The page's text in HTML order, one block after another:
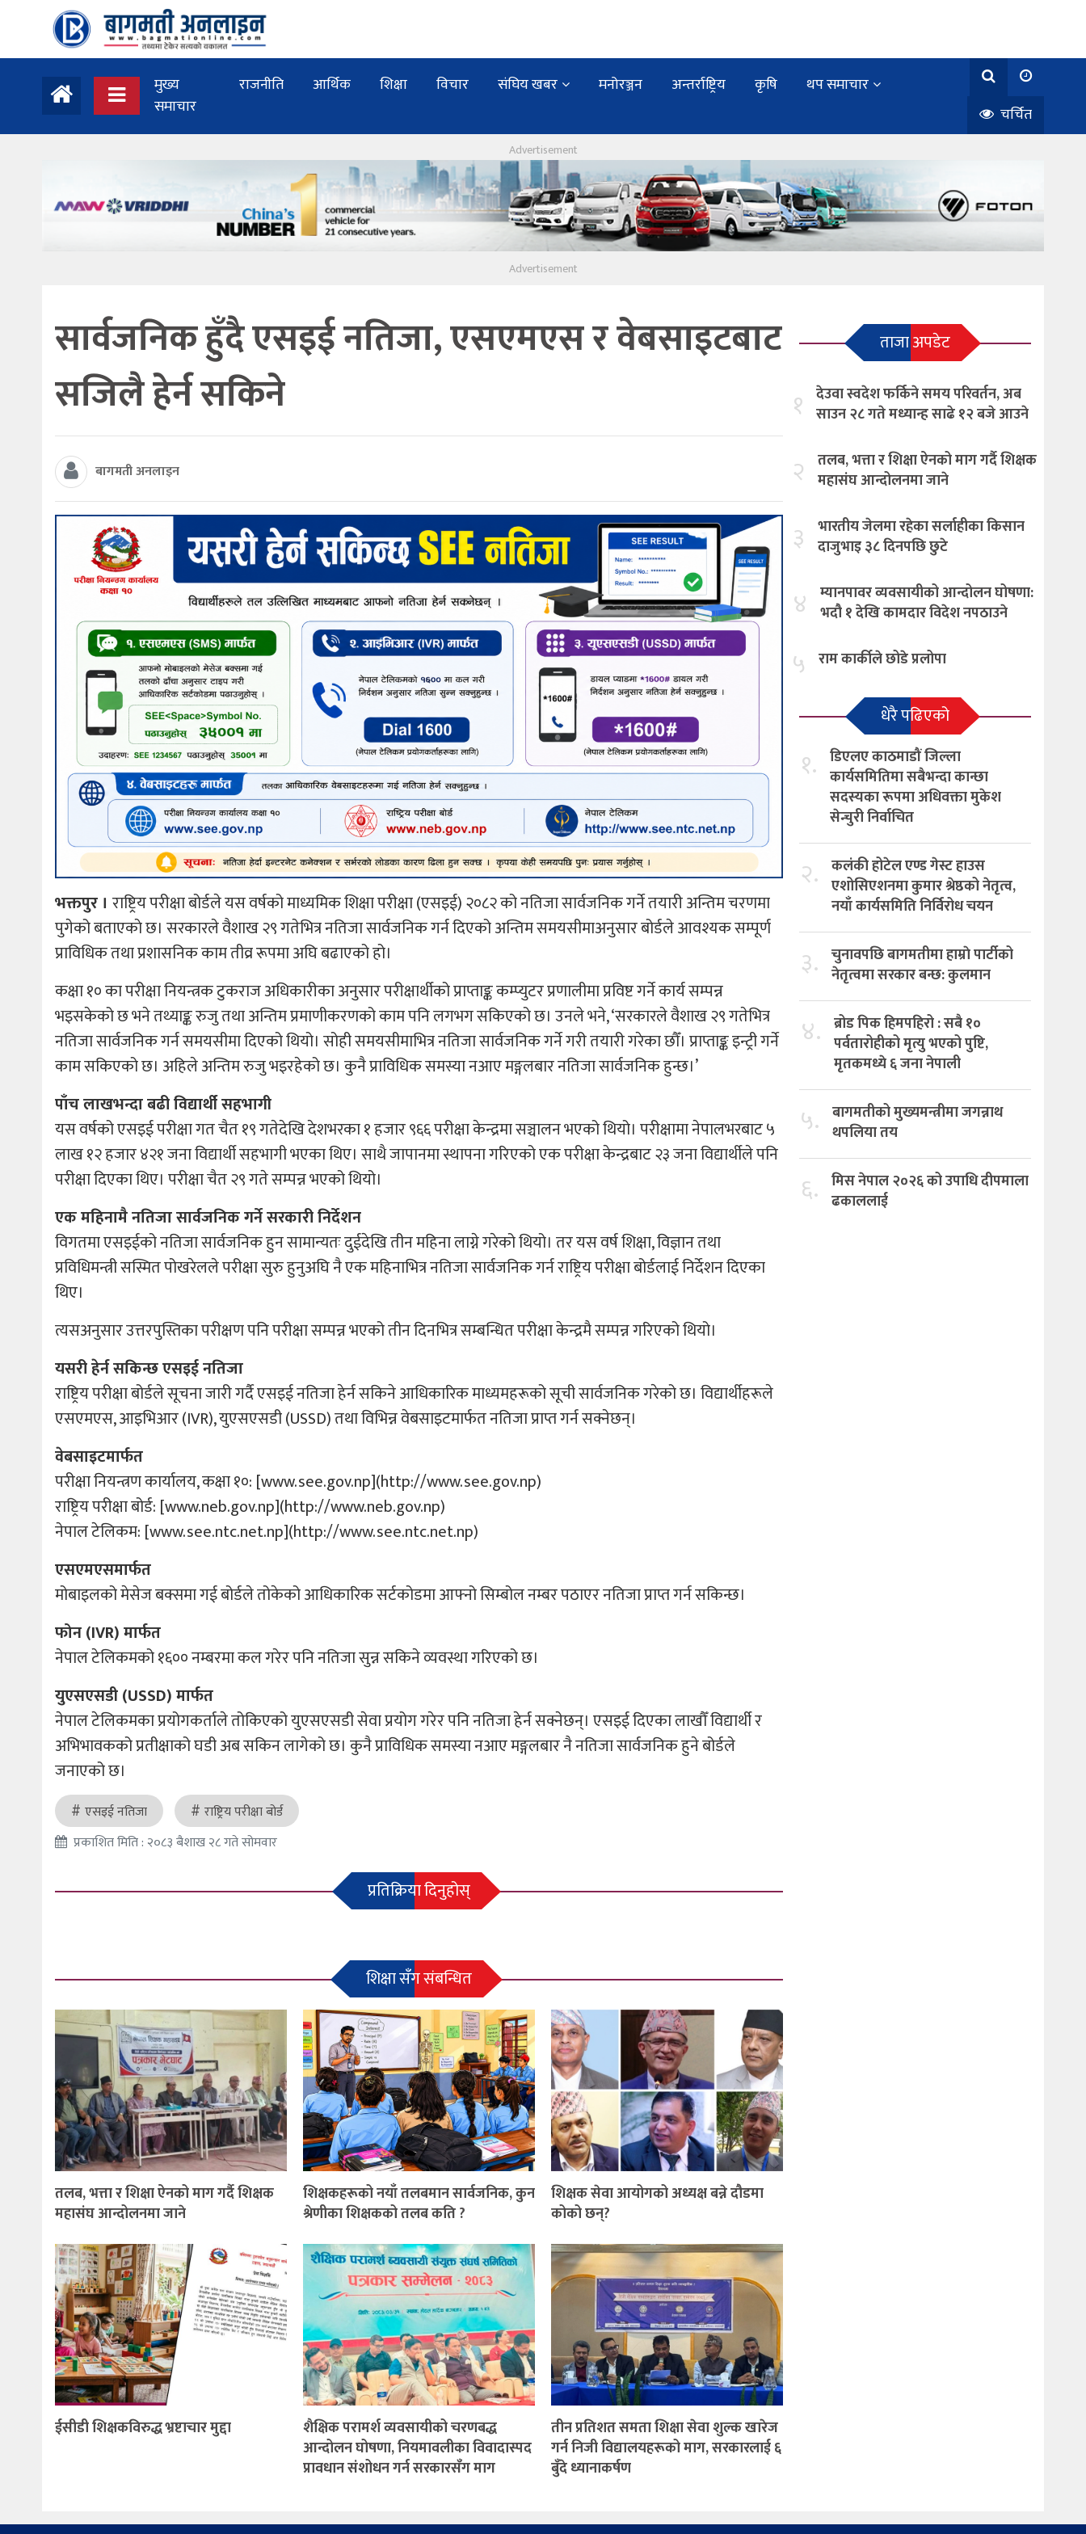
मुख्य
समाचार
राजनीति आर्थिक शिक्षा विचार संघिय खबर मनोरञ्जन अन्तर्राष्ट्रिय कृषि
थप समाचार
चर्चित
सार्वजनिक हुँदै एसइई नतिजा, एसएमएस र वेबसाइटबाट
सजिलै हेर्न सकिने
बागमती अनलाइन
भक्तपुर । राष्ट्रिय परीक्षा बोर्डले यस वर्षको माध्यमिक शिक्षा परीक्षा (एसइई) २०८२ को नतिजा सार्वजनिक गर्ने तयारी अन्तिम चरणमा
पुगेको बताएकाे छ। सरकारले वैशाख २९ गतेभित्र नतिजा सार्वजनिक गर्न दिएको अन्तिम समयसीमाअनुसार बोर्डले आवश्यक सम्पूर्ण
प्राविधिक तथा प्रशासनिक काम तीव्र रूपमा अघि बढाएको हो।
कक्षा १० का परीक्षा नियन्त्रक टुकराज अधिकारीका अनुसार परीक्षार्थीको प्राप्ताङ्क कम्प्युटर प्रणालीमा प्रविष्ट गर्ने कार्य सम्पन्न
भइसकेको छ भने तथ्याङ्क रुजु तथा अन्तिम प्रमाणीकरणको काम पनि लगभग सकिएको छ। उनले भने, ‘सरकारले वैशाख २९ गतेभित्र
नतिजा सार्वजनिक गर्न समयसीमा दिएको थियो। सोही समयसीमाभित्र नतिजा सार्वजनिक गर्ने गरी तयारी गरेका छौँ। प्राप्ताङ्क इन्ट्री गर्ने
काम सकिएको छ। अहिले अन्तिम रुजु भइरहेको छ। कुनै प्राविधिक समस्या नआए मङ्गलबार नतिजा सार्वजनिक हुन्छ।’
पाँच लाखभन्दा बढी विद्यार्थी सहभागी
यस वर्षको एसइई परीक्षा गत चैत १९ गतेदेखि देशभरका १ हजार ९६६ परीक्षा केन्द्रमा सञ्चालन भएको थियो। परीक्षामा नेपालभरबाट ५
लाख १२ हजार ४२१ जना विद्यार्थी सहभागी भएका थिए। साथै जापानमा स्थापना गरिएको एक परीक्षा केन्द्रबाट २३ जना विद्यार्थीले पनि
परीक्षा दिएका थिए। परीक्षा चैत २९ गते सम्पन्न भएको थियो।
एक महिनामै नतिजा सार्वजनिक गर्ने सरकारी निर्देशन
विगतमा एसइईको नतिजा सार्वजनिक हुन सामान्यतः दुईदेखि तीन महिना लाग्ने गरेको थियो। तर यस वर्ष शिक्षा, विज्ञान तथा
प्रविधिमन्त्री सस्मित पोखरेलले परीक्षा सुरु हुनुअघि नै एक महिनाभित्र नतिजा सार्वजनिक गर्न राष्ट्रिय परीक्षा बोर्डलाई निर्देशन दिएका
थिए।
त्यसअनुसार उत्तरपुस्तिका परीक्षण पनि परीक्षा सम्पन्न भएको तीन दिनभित्र सम्बन्धित परीक्षा केन्द्रमै सम्पन्न गरिएको थियो।
यसरी हेर्न सकिन्छ एसइई नतिजा
राष्ट्रिय परीक्षा बोर्डले सूचना जारी गर्दै एसइई नतिजा हेर्न सकिने आधिकारिक माध्यमहरूको सूची सार्वजनिक गरेको छ। विद्यार्थीहरूले
एसएमएस, आइभिआर (IVR), युएसएसडी (USSD) तथा विभिन्न वेबसाइटमार्फत नतिजा प्राप्त गर्न सक्नेछन्।
वेबसाइटमार्फत
परीक्षा नियन्त्रण कार्यालय, कक्षा १०: [www.see.gov.np](http://www.see.gov.np)
राष्ट्रिय परीक्षा बोर्ड: [www.neb.gov.np](http://www.neb.gov.np)
नेपाल टेलिकम: [www.see.ntc.net.np](http://www.see.ntc.net.np)
एसएमएसमार्फत
मोबाइलको मेसेज बक्समा गई बोर्डले तोकेको आधिकारिक सर्टकोडमा आफ्नो सिम्बोल नम्बर पठाएर नतिजा प्राप्त गर्न सकिन्छ।
फोन (IVR) मार्फत
नेपाल टेलिकमको १६०० नम्बरमा कल गरेर पनि नतिजा सुन्न सकिने व्यवस्था गरिएको छ।
युएसएसडी (USSD) मार्फत
नेपाल टेलिकमका प्रयोगकर्ताले तोकिएको युएसएसडी सेवा प्रयोग गरेर पनि नतिजा हेर्न सक्नेछन्। एसइई दिएका लाखौँ विद्यार्थी र
अभिभावकको प्रतीक्षाको घडी अब सकिन लागेको छ। कुनै प्राविधिक समस्या नआए मङ्गलबार नै नतिजा सार्वजनिक हुने बोर्डले
जनाएको छ।
एसइई नतिजा
राष्ट्रिय परीक्षा बोर्ड
प्रकाशित मिति : २०८३ बैशाख २८ गते सोमवार
प्रतिक्रिया दिनुहोस्
शिक्षा सँग संबन्धित
तलब, भत्ता र शिक्षा ऐनको माग गर्दै शिक्षक
महासंघ आन्दोलनमा जाने
शिक्षकहरूको नयाँ तलबमान सार्वजनिक, कुन
श्रेणीका शिक्षकको तलब कति ?
शिक्षक सेवा आयोगको अध्यक्ष बन्ने दौडमा
कोको छन्?
ईसीडी शिक्षकविरुद्ध भ्रष्टाचार मुद्दा
शैक्षिक परामर्श व्यवसायीको चरणबद्ध
आन्दोलन घोषणा, नियमावलीका विवादास्पद
प्रावधान संशोधन गर्न सरकारसँग माग
तीन प्रतिशत समता शिक्षा सेवा शुल्क खारेज
गर्न निजी विद्यालयहरूको माग, सरकारलाई ६
बुँदे ध्यानाकर्षण
ताजा अपडेट
१ देउवा स्वदेश फर्किने समय परिवर्तन, अब
साउन २८ गते मध्यान्ह साढे १२ बजे आउने
२ तलब, भत्ता र शिक्षा ऐनको माग गर्दै शिक्षक
महासंघ आन्दोलनमा जाने
३ भारतीय जेलमा रहेका सर्लाहीका किसान
दाजुभाइ ३८ दिनपछि छुटे
४ म्यानपावर व्यवसायीको आन्दोलन घोषणा:
भदौ १ देखि कामदार विदेश नपठाउने
५ राम कार्कीले छोडे प्रलोपा
धेरै पढिएको
१. डिएलए काठमाडौं जिल्ला
कार्यसमितिमा सबैभन्दा कान्छा
सदस्यका रूपमा अधिवक्ता मुकेश
सेन्चुरी निर्वाचित
२. कलंकी होटेल एण्ड गेस्ट हाउस
एशोसिएशनमा कुमार श्रेष्ठको नेतृत्व,
नयाँ कार्यसमिति निर्विरोध चयन
३. चुनावपछि बागमतीमा हाम्राे पार्टीको
नेतृत्वमा सरकार बन्छ: कुलमान
४. ब्रोड पिक हिमपहिरो : सबै १०
पर्वतारोहीको मृत्यु भएको पुष्टि,
मृतकमध्ये ६ जना नेपाली
५. बागमतीको मुख्यमन्त्रीमा जगन्नाथ
थपलिया तय
६. मिस नेपाल २०२६ को उपाधि दीपमाला
ढकाललाई